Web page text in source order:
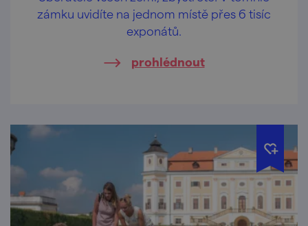
zámku uvidíte na jednom místě přes 6 tisíc
exponátů.
prohlédnout